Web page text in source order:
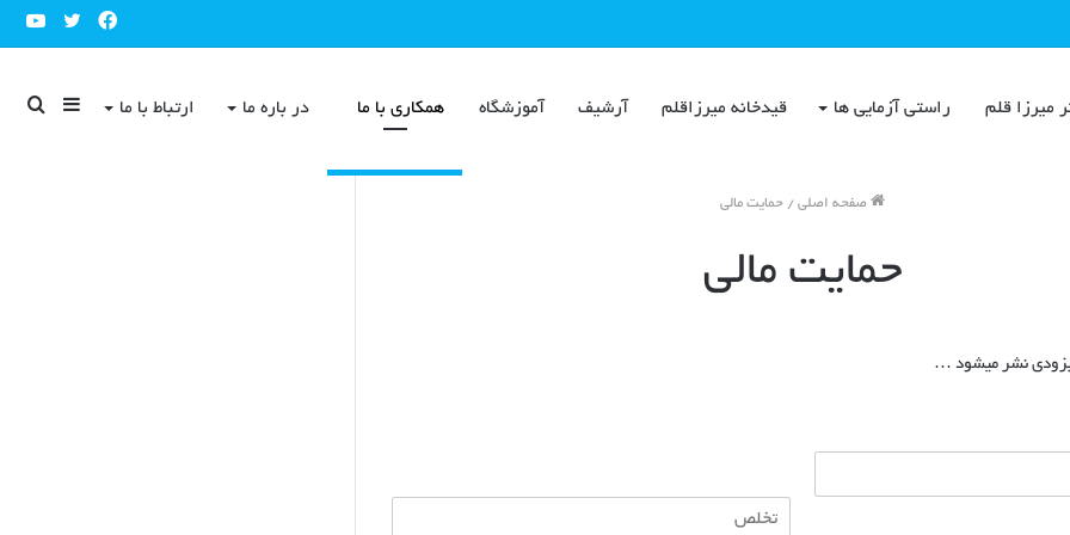
Twitter
Facebook
میرزا قلم راستی آزمایی ها قیدخانه میرزاقلم آرشیف آموزشگاه همکاری با ما در باره ما ارتباط با ما Sidebar
صفحه اصلی / حمایت مالی
حمایت مالی
بزودی نشر میشود …